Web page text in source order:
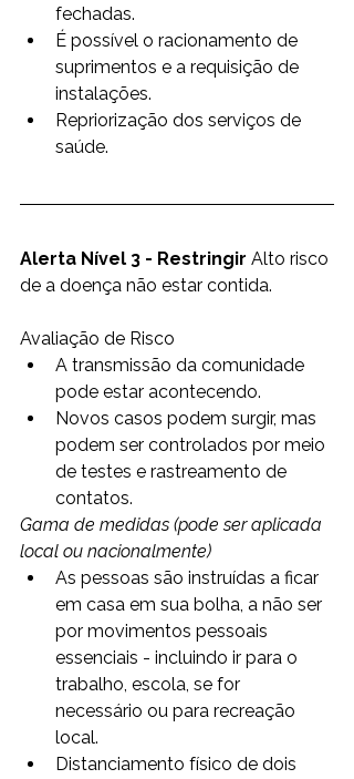
fechadas.
É possível o racionamento de
suprimentos e a requisição de
instalações.
Repriorização dos serviços de
saúde.
Alerta Nível 3 - Restringir Alto risco
de a doença não estar contida.
Avaliação de Risco
A transmissão da comunidade
pode estar acontecendo.
Novos casos podem surgir, mas
podem ser controlados por meio
de testes e rastreamento de
contatos.
Gama de medidas (pode ser aplicada
local ou nacionalmente)
As pessoas são instruídas a ficar
em casa em sua bolha, a não ser
por movimentos pessoais
essenciais - incluindo ir para o
trabalho, escola, se for
necessário ou para recreação
local.
Distanciamento físico de dois